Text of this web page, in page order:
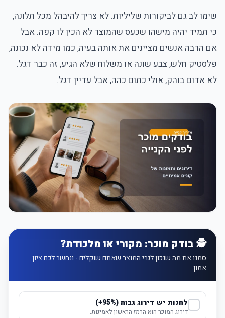
שימו לב גם לביקורות שליליות. לא צריך להיבהל מכל תלונה,
כי תמיד יהיה מישהו שכעס שהמוצר לא הכין לו קפה. אבל
אם הרבה אנשים מציינים את אותה בעיה, כמו מידה לא נכונה,
פלסטיק חלש, צבע שונה או משלוח שלא הגיע, זה כבר דגל.
לא אדום בוהק, אולי כתום כהה, אבל עדיין דגל.
🕵️ בודק מוכר: מקורי או מלכודת?
סמנו את מה שנכון לגבי המוצר שאתם שוקלים - ונחשב לכם ציון
אמון.
לחנות יש דירוג גבוה (95%+)
דירוג המוכר הוא הרמז הראשון לאמינות.